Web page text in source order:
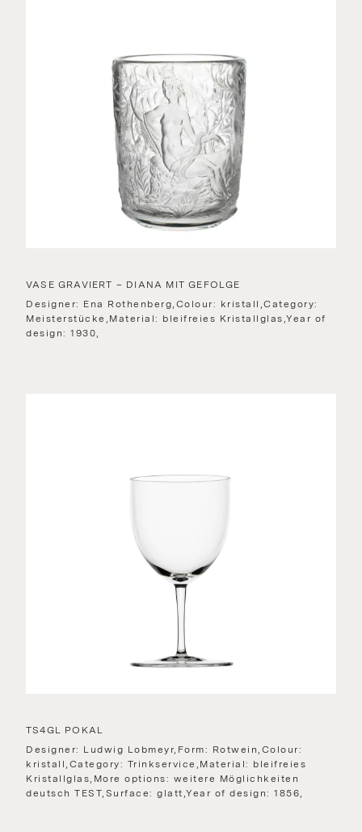
VASE GRAVIERT – DIANA MIT GEFOLGE
Designer: Ena Rothenberg,Colour: kristall,Category:
Meisterstücke,Material: bleifreies Kristallglas,Year of
design: 1930,
TS4GL POKAL
Designer: Ludwig Lobmeyr,Form: Rotwein,Colour:
kristall,Category: Trinkservice,Material: bleifreies
Kristallglas,More options: weitere Möglichkeiten
deutsch TEST,Surface: glatt,Year of design: 1856,